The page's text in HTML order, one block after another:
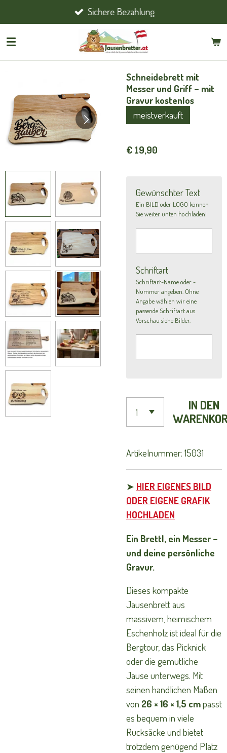
Hauptinhalt
springen
Sichere Bezahlung
Schneidebrett mit
Messer und Griff – mit
Gravur kostenlos
meistverkauft
€ 19,90
Gewünschter Text
Ein BILD oder LOGO können
Sie weiter unten hochladen!
Schriftart
Schriftart-Name oder -
Nummer angeben. Ohne
Angabe wählen wir eine
passende Schriftart aus.
Vorschau siehe Bilder.
IN DEN
Artikelnummer: 15031
➤ HIER EIGENES BILD
ODER EIGENE GRAFIK
HOCHLADEN
Ein Brettl, ein Messer –
und deine persönliche
Gravur.
Dieses kompakte
Jausenbrett aus
massivem, heimischem
Eschenholz ist ideal für die
Bergtour, das Picknick
oder die gemütliche
Jause unterwegs. Mit
seinen handlichen Maßen
von 26 × 16 × 1,5 cmpasst
es bequem in viele
Rucksäcke und bietet
trotzdem genügend Platz